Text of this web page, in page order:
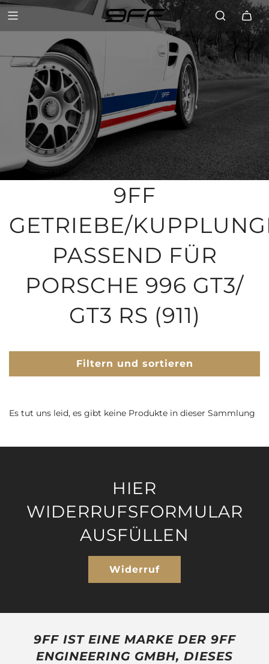
9FF
GETRIEBE/
PASSEND FÜR
PORSCHE 996 GT3/
GT3 RS (911)
Filtern und sortieren
Es tut uns leid, es gibt keine Produkte in dieser Sammlung
HIER
WIDERRUFSFORMULAR
AUSFÜLLEN
Widerruf
9FF IST EINE MARKE DER 9FF
ENGINEERING GMBH, DIESES